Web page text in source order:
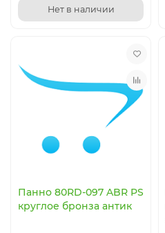
Нет в наличии
Панно 80RD-097 ABR PS
круглое бронза антик